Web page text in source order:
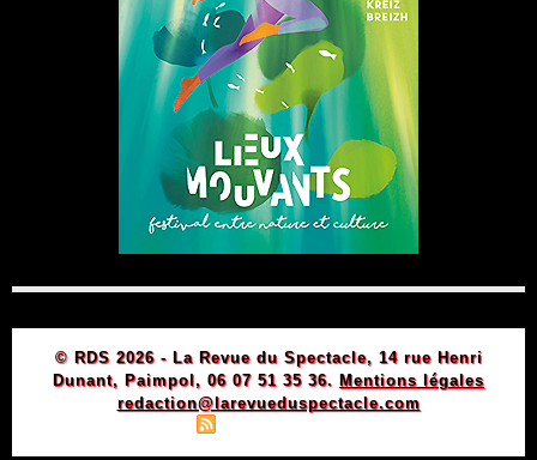
© RDS 2026 - La Revue du Spectacle, 14 rue Henri
Dunant, Paimpol, 06 07 51 35 36. Mentions légales
redaction@larevueduspectacle.com